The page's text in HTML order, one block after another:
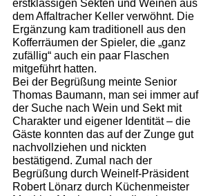
erstklassigen Sekten und Weinen aus
dem Affaltracher Keller verwöhnt. Die
Ergänzung kam traditionell aus den
Kofferräumen der Spieler, die „ganz
zufällig“ auch ein paar Flaschen
mitgeführt hatten.
Bei der Begrüßung meinte Senior
Thomas Baumann, man sei immer auf
der Suche nach Wein und Sekt mit
Charakter und eigener Identität – die
Gäste konnten das auf der Zunge gut
nachvollziehen und nickten
bestätigend. Zumal nach der
Begrüßung durch Weinelf-Präsident
Robert Lönarz durch Küchenmeister